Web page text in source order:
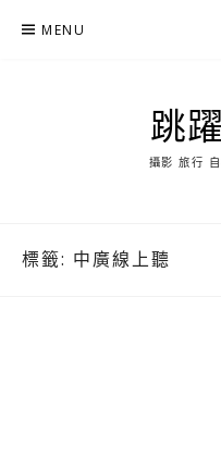
MENU
跳
攝影 旅行
標籤: 中廣線上聽